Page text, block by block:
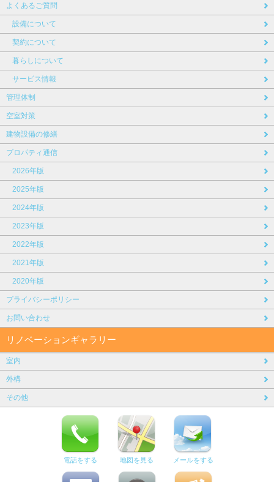
よくあるご質問
設備について
契約について
暮らしについて
サービス情報
管理体制
空室対策
建物設備の修繕
プロパティ通信
2026年版
2025年版
2024年版
2023年版
2022年版
2021年版
2020年版
プライバシーポリシー
お問い合わせ
リノベーションギャラリー
室内
外構
その他
電話をする 地図を見る メールをする